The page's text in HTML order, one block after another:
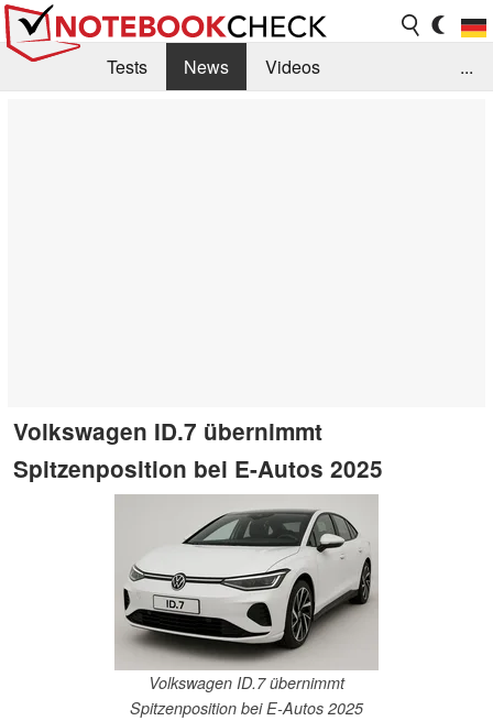
Tests News
Videos
...
Volkswagen ID.7 übernimmt
Spitzenposition bei E-Autos 2025
Volkswagen ID.7 übernimmt
Spitzenposition bei E-Autos 2025